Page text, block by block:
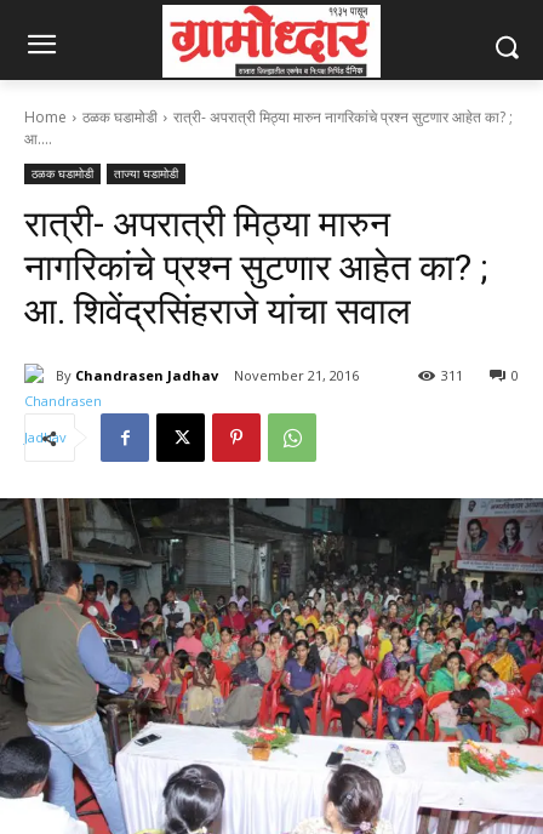
Home ठळक घडामोडी
रात्री- अपरात्री मिठ्या मारुन नागरिकांचे प्रश्‍न सुटणार आहेत का? ;
आ....
ठळक घडामोडी ताज्या घडामोडी
रात्री- अपरात्री मिठ्या मारुन
नागरिकांचे प्रश्‍न सुटणार आहेत का? ;
आ. शिवेंद्रसिंहराजे यांचा सवाल
By Chandrasen Jadhav November 21, 2016 0
311